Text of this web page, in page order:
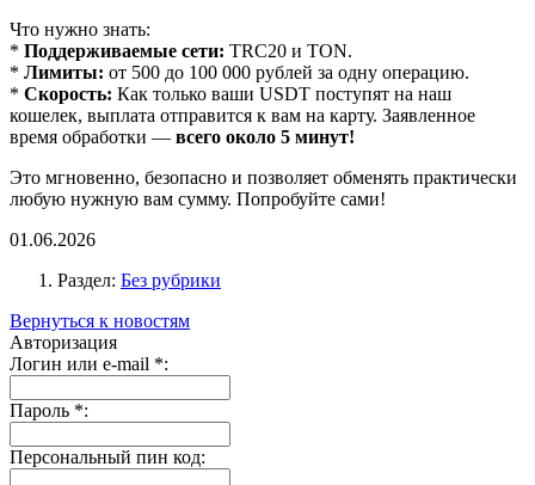
Что нужно знать:
* Поддерживаемые сети: TRC20 и TON.
* Лимиты: от 500 до 100 000 рублей за одну операцию.
* Скорость: Как только ваши USDT поступят на наш
кошелек, выплата отправится к вам на карту. Заявленное
время обработки — всего около 5 минут!
Это мгновенно, безопасно и позволяет обменять практически
любую нужную вам сумму. Попробуйте сами!
01.06.2026
Раздел: Без рубрики
Вернуться к новостям
Авторизация
Логин или e-mail *:
Пароль *:
Персональный пин код: